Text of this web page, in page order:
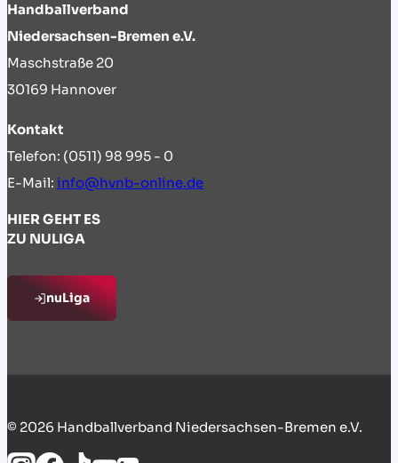
Handballverband
Niedersachsen-Bremen e.V.
Maschstraße 20
30169 Hannover
Kontakt
Telefon: (0511) 98 995 - 0
E-Mail: info@hvnb-online.de
HIER GEHT ES
ZU NULIGA
nuLiga
© 2026 Handballverband Niedersachsen-Bremen e.V.